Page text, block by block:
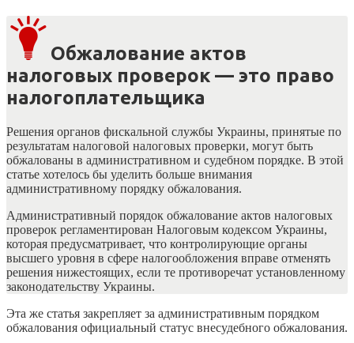
Обжалование актов
налоговых проверок — это право
налогоплательщика
Решения органов фискальной службы Украины, принятые по
результатам налоговой налоговых проверки, могут быть
обжалованы в административном и судебном порядке. В этой
статье хотелось бы уделить больше внимания
административному порядку обжалования.
Административный порядок обжалование актов налоговых
проверок регламентирован Налоговым кодексом Украины,
которая предусматривает, что контролирующие органы
высшего уровня в сфере налогообложения вправе отменять
решения нижестоящих, если те противоречат установленному
законодательству Украины.
Эта же статья закрепляет за административным порядком
обжалования официальный статус внесудебного обжалования.